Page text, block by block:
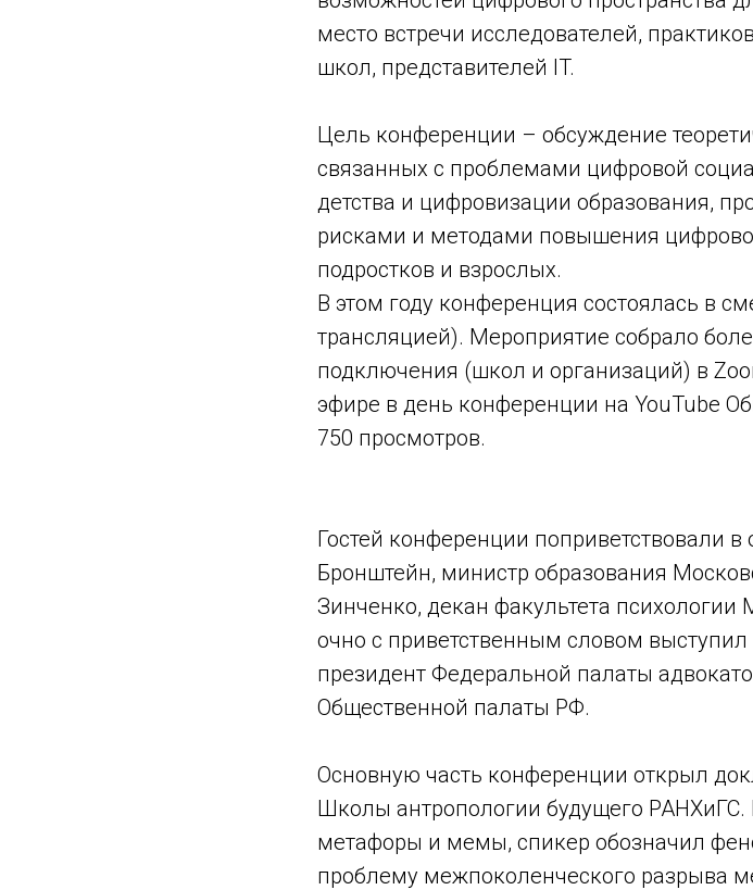
место встречи исследователей,
школ, представителей IT.
Цель конференции – обсуждение
связанных с проблемами цифровой
детства и цифровизации образования,
рисками и методами повышения
подростков и взрослых.
В этом году конференция состоялась в
трансляцией). Мероприятие собрало
подключения (школ и организаций) в
эфире в день конференции на YouTube
750 просмотров.
Гостей конференции поприветствовали
Бронштейн, министр образования
Зинченко, декан факультета
очно с приветственным словом
президент Федеральной палаты
Общественной палаты РФ.
Основную часть конференции открыл
Школы антропологии будущего
метафоры и мемы, спикер обозначил
проблему межпоколенческого разрыва